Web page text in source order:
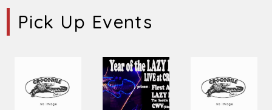
Pick Up Events